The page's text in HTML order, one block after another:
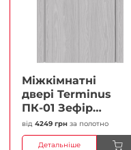
Міжкімнатні
двері Terminus
ПК-01 Зефір
Глухі Плівка
від 4249 грн за полотно
Детальніше